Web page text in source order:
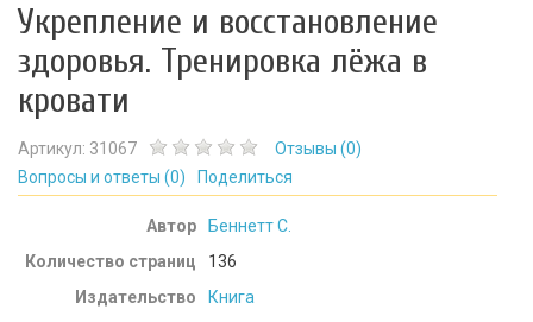
Укрепление и восстановление
здоровья. Тренировка лёжа в
кровати
Артикул: 31067 Отзывы (0)
Вопросы и ответы (0) Поделиться
Автор
Беннетт С.
Количество страниц
136
Издательство
Книга